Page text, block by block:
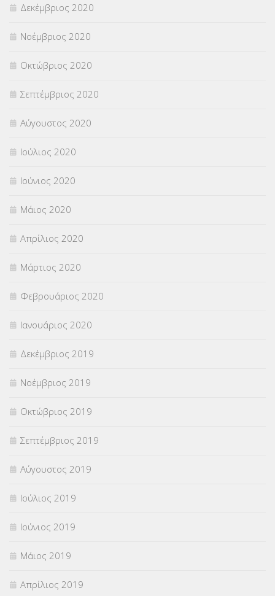
Δεκέμβριος 2020
Νοέμβριος 2020
Οκτώβριος 2020
Σεπτέμβριος 2020
Αύγουστος 2020
Ιούλιος 2020
Ιούνιος 2020
Μάιος 2020
Απρίλιος 2020
Μάρτιος 2020
Φεβρουάριος 2020
Ιανουάριος 2020
Δεκέμβριος 2019
Νοέμβριος 2019
Οκτώβριος 2019
Σεπτέμβριος 2019
Αύγουστος 2019
Ιούλιος 2019
Ιούνιος 2019
Μάιος 2019
Απρίλιος 2019